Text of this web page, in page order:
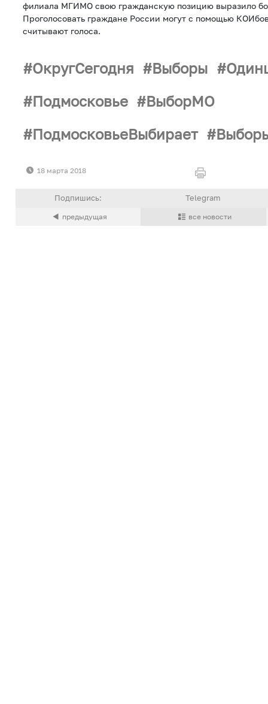
филиала МГИМО свою гражданскую позицию выразило
Проголосовать граждане России могут с помощью
считывают голоса.
ОкругСегодня Выборы
Подмосковье
ВыборМО
ПодмосковьеВыбирает
18 марта 2018